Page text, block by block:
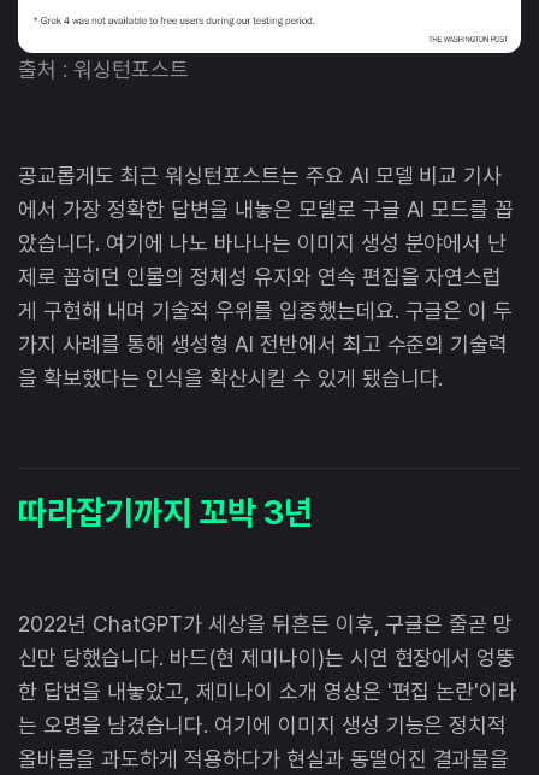
출처 : 워싱턴포스트
공교롭게도 최근 워싱턴포스트는 주요 AI 모델 비교 기사
에서 가장 정확한 답변을 내놓은 모델로 구글 AI 모드를 꼽
았습니다. 여기에 나노 바나나는 이미지 생성 분야에서 난
제로 꼽히던 인물의 정체성 유지와 연속 편집을 자연스럽
게 구현해 내며 기술적 우위를 입증했는데요. 구글은 이 두
가지 사례를 통해 생성형 AI 전반에서 최고 수준의 기술력
을 확보했다는 인식을 확산시킬 수 있게 됐습니다.
따라잡기까지 꼬박 3년
2022년 ChatGPT가 세상을 뒤흔든 이후, 구글은 줄곧 망
신만 당했습니다. 바드(현 제미나이)는 시연 현장에서 엉뚱
한 답변을 내놓았고, 제미나이 소개 영상은 '편집 논란'이라
는 오명을 남겼습니다. 여기에 이미지 생성 기능은 정치적
올바름을 과도하게 적용하다가 현실과 동떨어진 결과물을